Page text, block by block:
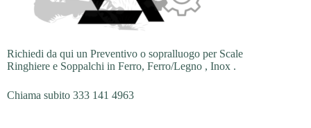
Richiedi da qui un Preventivo o sopralluogo per Scale
Ringhiere e Soppalchi in Ferro, Ferro/Legno , Inox .
Chiama subito 333 141 4963